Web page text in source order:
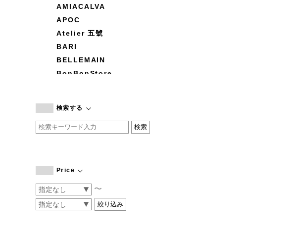
AMIACALVA
APOC
Atelier 五號
BARI
BELLEMAIN
BonBonStore
by basics
CATWORTH
COGTHEBIGSMOKE
CONVERSE
DEAN & DELUCA
検索する
Price
〜